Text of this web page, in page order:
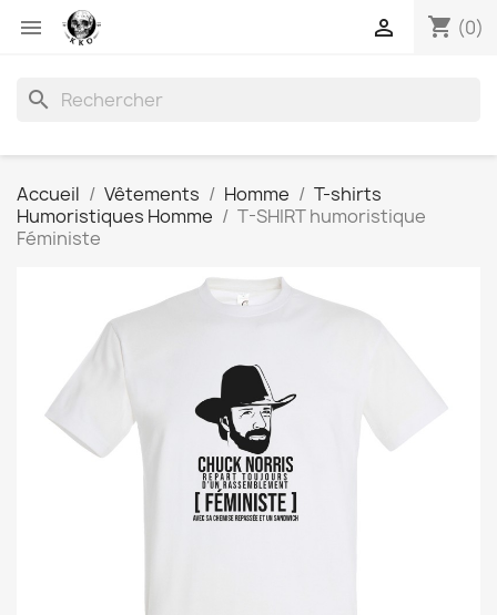
 shopping_cart (0)

search
Accueil Vêtements Homme
T-shirts
Humoristiques Homme
T-SHIRT humoristique
Féministe